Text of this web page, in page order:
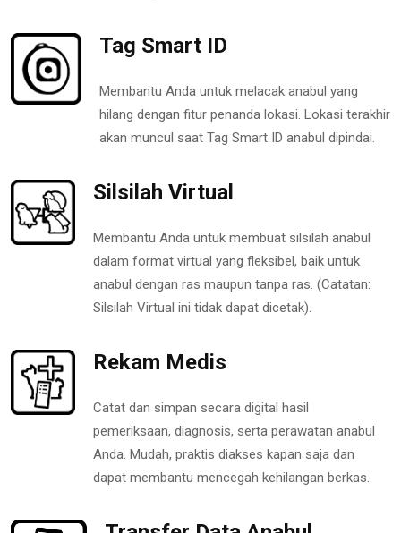
Tag Smart ID
Membantu Anda untuk melacak anabul yang
hilang dengan fitur penanda lokasi. Lokasi terakhir
akan muncul saat Tag Smart ID anabul dipindai.
Silsilah Virtual
Membantu Anda untuk membuat silsilah anabul
dalam format virtual yang fleksibel, baik untuk
anabul dengan ras maupun tanpa ras. (Catatan:
Silsilah Virtual ini tidak dapat dicetak).
Rekam Medis
Catat dan simpan secara digital hasil
pemeriksaan, diagnosis, serta perawatan anabul
Anda. Mudah, praktis diakses kapan saja dan
dapat membantu mencegah kehilangan berkas.